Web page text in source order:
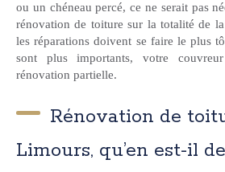
ou un chéneau percé, ce ne serait pas
rénovation de toiture sur la totalité de
les réparations doivent se faire le plus
sont plus importants, votre
rénovation partielle.
Rénovation de
Limours, qu’en est-il